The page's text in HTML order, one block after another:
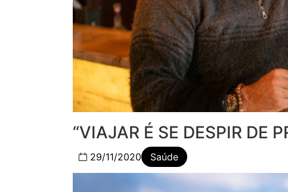
“VIAJAR É SE DESPIR DE
29/11/2020 Saúde